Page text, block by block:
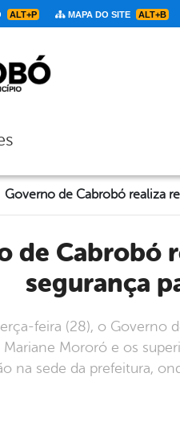
ALT+P MAPA DO SITE ALT+B
segurança
feira (28), o Governo
Mariane Mororó e os
na sede da prefeitura,